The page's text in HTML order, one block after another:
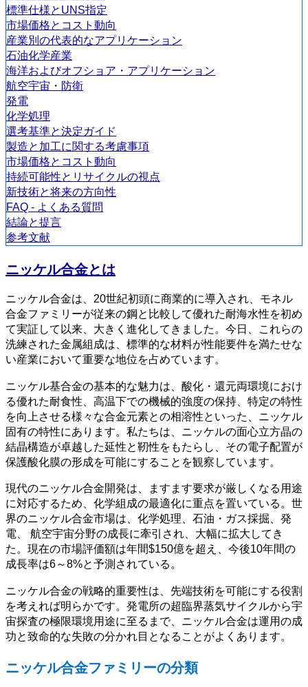
標準仕様とUNS指定
市場価格とコスト動向
産業別の代表的なアプリケーション
石油化学産業
海洋およびオフショア・アプリケーション
航空宇宙・防衛
発電
化学処理
選考基準と決定ガイド
製造と加工に関する考慮事項
市場価格とコスト動向
持続可能性とリサイクルの視点
新技術と将来の方向性
FAQ - よくある質問
結論と提言
参考文献
ニッケル合金とは
ニッケル合金は、20世紀初頭に商業的に導入され、モネル
合金ファミリーが従来の鋼と比較して優れた耐海水性を初め
て実証して以来、大きく進化してきました。今日、これらの
洗練された金属組成は、標準的な材料が性能要件を満たせな
い産業において重要な地位を占めています。
ニッケル基合金の基本的な魅力は、酸化・還元両環境におけ
る優れた耐食性、高温下での機械的強度の保持、特定の特性
を向上させる様々な合金元素との相溶性といった、ニッケル
固有の特性にあります。私たちは、ニッケルの面心立方晶の
結晶構造が卓越した延性と靭性をもたらし、その電子配置が
保護酸化膜の形成を可能にすることを観察しています。
現代のニッケル合金開発は、ますます要求が厳しくなる用途
に対応するため、化学組成の最適化に重点を置いている。世
界のニッケル合金市場は、化学処理、石油・ガス採掘、発
電、 航空宇宙分野の成長に牽引され、大幅に拡大してき
た。現在の市場評価額は年間$150億を超え、今後10年間の
成長率は6～8%と予測されている。
ニッケル合金の戦略的重要性は、先端技術を可能にする役割
を考えれば明らかです。発電所の超臨界蒸気サイクルから宇
宙探査の極限環境用途に至るまで、ニッケル合金は運用の成
功と致命的な失敗の分かれ目となることがよくあります。
ニッケル合金ファミリーの分類